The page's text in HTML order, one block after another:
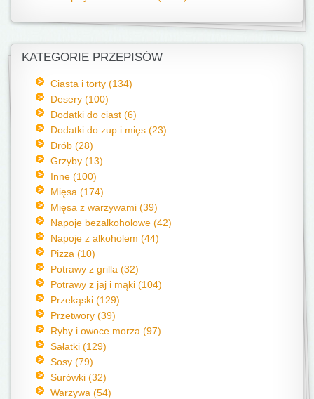
KATEGORIE PRZEPISÓW
Ciasta i torty (134)
Desery (100)
Dodatki do ciast (6)
Dodatki do zup i mięs (23)
Drób (28)
Grzyby (13)
Inne (100)
Mięsa (174)
Mięsa z warzywami (39)
Napoje bezalkoholowe (42)
Napoje z alkoholem (44)
Pizza (10)
Potrawy z grilla (32)
Potrawy z jaj i mąki (104)
Przekąski (129)
Przetwory (39)
Ryby i owoce morza (97)
Sałatki (129)
Sosy (79)
Surówki (32)
Warzywa (54)